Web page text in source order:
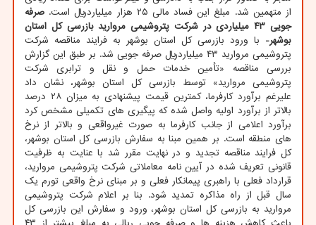
از متهمین شد. مبلغ این فساد مالی ۲۵ هزار میلیاردریال است.
صرفه
جویی ۴۳ میلیاردی در شرکت پتروشیمی مروارید
بازرسی کل استان
بوشهر- با ورود بازرسی کل استان بوشهر به فرایند مناقصه شرکت
پتروشیمی مروارید ۴۳ میلیاردریال صرفه جویی شد. بر طبق این گزارش
بررسی مناقصه «تأمین خدمات حمل و نقل و ترابری شرکت
پتروشیمی مروارید» توسط بازرسی کل استان بوشهر، نشان داد
علیرغم برآورد کارفرما، کمترین قیمت پیشنهادی به میزان ۲۸ درصد
بالاتر از برآورد اولیه واصل شده که پیگیری های تکمیلی مشخص کرد
برآورد اعلامی از جانب کارفرما به صورت غیرواقعی و بالاتر از نرخ
های منطقه است. بر همین مبنا به سفارش بازرسی کل استان بوشهر،
کل فرایند مناقصه تجدید و در نهایت مقرر شد با عنایت به ظرفیت
قانونی تعریف شده در آیین نامه معاملاتی شرکت پتروشیمی مروارید،
قرارداد فعلی با راهبری پیمانکار فعلی و بر مبنای نرخ واقعی تورم یک
سال قبل از راه مذاکره تمدید شود. بنا بر اعلام شرکت پتروشیمی
مروارید به بازرسی کل استان بوشهر، ورود و سفارش این بازرسی کل